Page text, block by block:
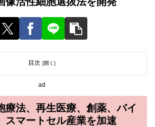
目次
ad
療法、再生医療、創薬、バイ
スマートセル産業を加速